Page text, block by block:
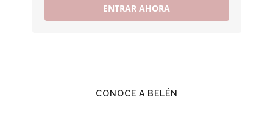
ENTRAR AHORA
CONOCE A BELÉN